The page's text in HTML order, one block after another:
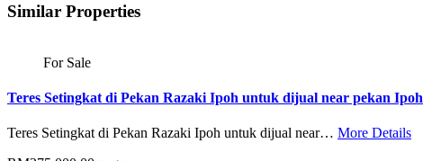
Similar Properties
For Sale
Teres Setingkat di Pekan Razaki Ipoh untuk dijual near pekan Ipoh
Teres Setingkat di Pekan Razaki Ipoh untuk dijual near… More Details